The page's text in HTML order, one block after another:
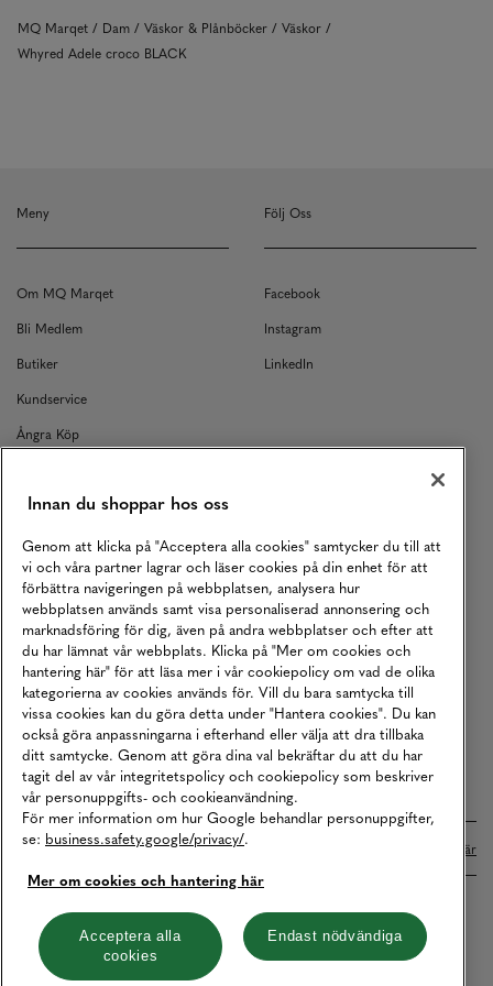
MQ Marqet Dam Väskor & Plånböcker
Väskor
Whyred Adele croco BLACK
Meny
Om MQ Marqet
Bli Medlem
Butiker
Kundservice
Ångra Köp
Returer
Köpvillkor
Karriär
Vårt Ansvar
Våra Tjänster
Press
Studentrabatt
B2B
Tillgänglighetsredogörelse
Följ Oss
Facebook
Instagram
LinkedIn
Betalningar online sköts i samarbete med Klarna. Läs mer här
Cookies Integritetspolicy
Hantera cookies
Innan du shoppar hos oss
Genom att klicka på "Acceptera alla cookies" samtycker du till att
vi och våra partner lagrar och läser cookies på din enhet för att
förbättra navigeringen på webbplatsen, analysera hur
webbplatsen används samt visa personaliserad annonsering och
marknadsföring för dig, även på andra webbplatser och efter att
du har lämnat vår webbplats. Klicka på "Mer om cookies och
hantering här" för att läsa mer i vår cookiepolicy om vad de olika
kategorierna av cookies används för. Vill du bara samtycka till
vissa cookies kan du göra detta under "Hantera cookies". Du kan
också göra anpassningarna i efterhand eller välja att dra tillbaka
ditt samtycke. Genom att göra dina val bekräftar du att du har
tagit del av vår integritetspolicy och cookiepolicy som beskriver
vår personuppgifts- och cookieanvändning.
För mer information om hur Google behandlar personuppgifter,
se: business.safety.google/privacy/.
Mer om cookies och hantering här
Acceptera alla
cookies
Endast nödvändiga